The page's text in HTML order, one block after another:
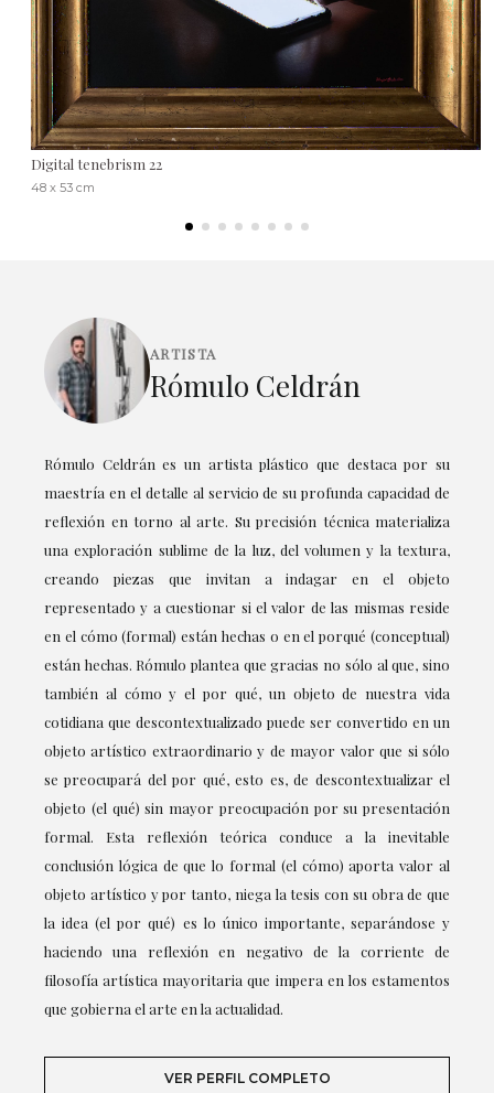
Digital tenebrism 22
48 x 53 cm
ARTISTA
Rómulo Celdrán
Rómulo Celdrán es un artista plástico que destaca por su
maestría en el detalle al servicio de su profunda capacidad de
reflexión en torno al arte. Su precisión técnica materializa
una exploración sublime de la luz, del volumen y la textura,
creando piezas que invitan a indagar en el objeto
representado y a cuestionar si el valor de las mismas reside
en el cómo (formal) están hechas o en el porqué (conceptual)
están hechas. Rómulo plantea que gracias no sólo al que, sino
también al cómo y el por qué, un objeto de nuestra vida
cotidiana que descontextualizado puede ser convertido en un
objeto artístico extraordinario y de mayor valor que si sólo
se preocupará del por qué, esto es, de descontextualizar el
objeto (el qué) sin mayor preocupación por su presentación
formal. Esta reflexión teórica conduce a la inevitable
conclusión lógica de que lo formal (el cómo) aporta valor al
objeto artístico y por tanto, niega la tesis con su obra de que
la idea (el por qué) es lo único importante, separándose y
haciendo una reflexión en negativo de la corriente de
filosofía artística mayoritaria que impera en los estamentos
que gobierna el arte en la actualidad.
VER PERFIL COMPLETO